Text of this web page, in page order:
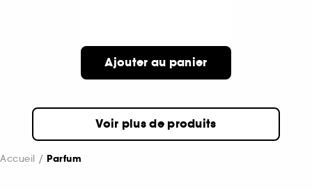
Ajouter au panier
Voir plus de produits
Accueil Parfum